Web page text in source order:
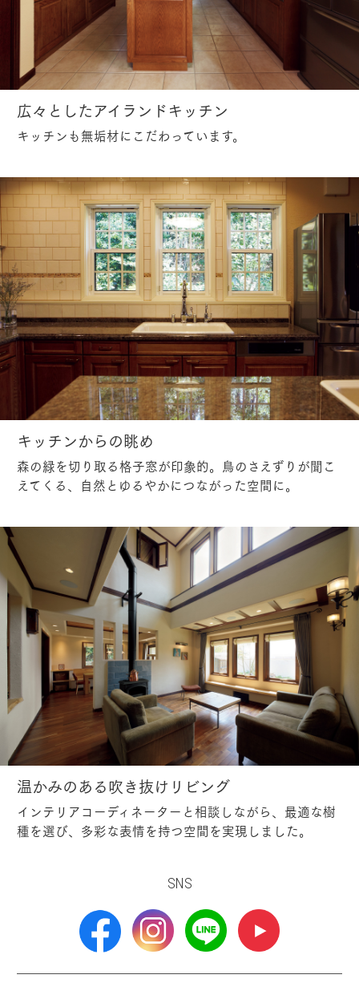
広々としたアイランドキッチン
キッチンも無垢材にこだわっています。
キッチンからの眺め
森の緑を切り取る格子窓が印象的。鳥のさえずりが聞こ
えてくる、自然とゆるやかにつながった空間に。
温かみのある吹き抜けリビング
インテリアコーディネーターと相談しながら、最適な樹
種を選び、多彩な表情を持つ空間を実現しました。
SNS